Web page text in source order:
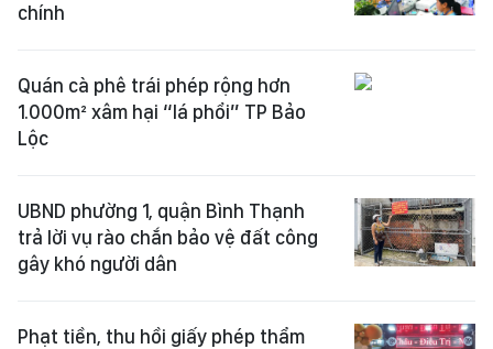
chính
Quán cà phê trái phép rộng hơn
1.000m² xâm hại “lá phổi” TP Bảo
Lộc
UBND phường 1, quận Bình Thạnh
trả lời vụ rào chắn bảo vệ đất công
gây khó người dân
Phạt tiền, thu hồi giấy phép thẩm